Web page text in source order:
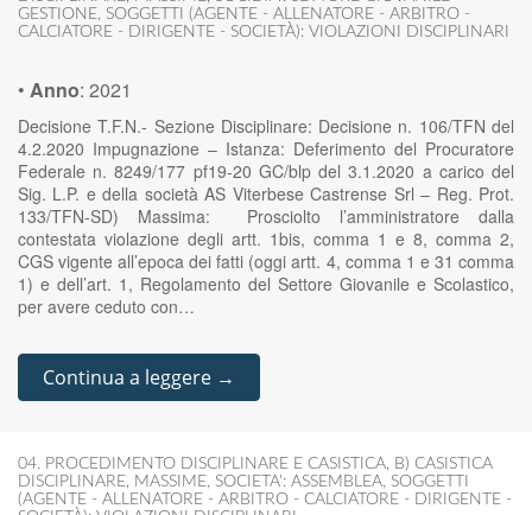
GESTIONE, SOGGETTI (AGENTE - ALLENATORE - ARBITRO -
CALCIATORE - DIRIGENTE - SOCIETÀ): VIOLAZIONI DISCIPLINARI
• Anno: 2021
Decisione T.F.N.- Sezione Disciplinare: Decisione n. 106/TFN del
4.2.2020 Impugnazione – Istanza: Deferimento del Procuratore
Federale n. 8249/177 pf19-20 GC/blp del 3.1.2020 a carico del
Sig. L.P. e della società AS Viterbese Castrense Srl – Reg. Prot.
133/TFN-SD) Massima: Prosciolto l’amministratore dalla
contestata violazione degli artt. 1bis, comma 1 e 8, comma 2,
CGS vigente all’epoca dei fatti (oggi artt. 4, comma 1 e 31 comma
1) e dell’art. 1, Regolamento del Settore Giovanile e Scolastico,
per avere ceduto con…
Continua a leggere →
04. PROCEDIMENTO DISCIPLINARE E CASISTICA, B) CASISTICA
DISCIPLINARE, MASSIME, SOCIETA': ASSEMBLEA, SOGGETTI
(AGENTE - ALLENATORE - ARBITRO - CALCIATORE - DIRIGENTE -